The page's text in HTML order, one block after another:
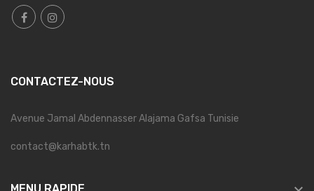
CONTACTEZ-NOUS
Avenue Jamal Abdennasser Alajama Gafsa Tunisie
contact@karhabtk.tn